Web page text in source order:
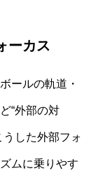
ーカス
ールの軌道・
“外部の対
した外部フォ
ムに乗りやす